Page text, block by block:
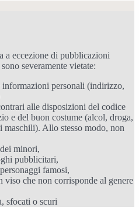
a eccezione di pubblicazioni
severamente vietate:
informazioni personali (indirizzo,
alle disposizioni del codice
e del buon costume (alcol, droga,
Allo stesso modo, non
minori,
pubblicitari,
famosi,
viso che non corrisponde al genere
sfocati o scuri